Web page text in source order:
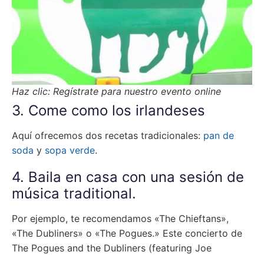
Haz clic: Regístrate para nuestro evento online
3. Come como los irlandeses
Aquí ofrecemos dos recetas tradicionales: pan de
soda y sopa verde.
4. Baila en casa con una sesión de
música traditional.
Por ejemplo, te recomendamos «The Chieftans»,
«The Dubliners» o «The Pogues.» Este concierto de
The Pogues and the Dubliners (featuring Joe